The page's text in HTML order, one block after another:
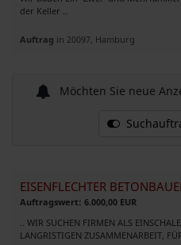
der Keller ..
Auftrag in 20097, Hamburg
Möchten Sie neue
Auftragswert: 6.000,00 EUR
.. WIR SUCHEN FIRMEN ALS
LANGRISTIGEN ZUSAMMENARBEIT,